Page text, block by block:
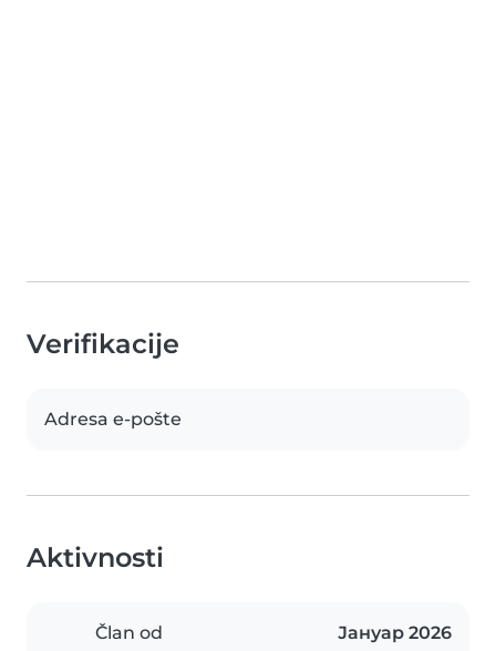
Verifikacije
Adresa e-pošte
Aktivnosti
Član od Јануар 2026